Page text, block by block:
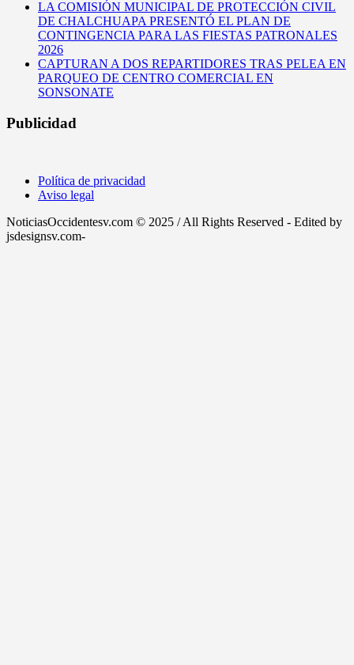
LA COMISIÓN MUNICIPAL DE PROTECCIÓN CIVIL
DE CHALCHUAPA PRESENTÓ EL PLAN DE
CONTINGENCIA PARA LAS FIESTAS PATRONALES
2026
CAPTURAN A DOS REPARTIDORES TRAS PELEA EN
PARQUEO DE CENTRO COMERCIAL EN
SONSONATE
Publicidad
Política de privacidad
Aviso legal
NoticiasOccidentesv.com © 2025 / All Rights Reserved - Edited by
jsdesignsv.com-